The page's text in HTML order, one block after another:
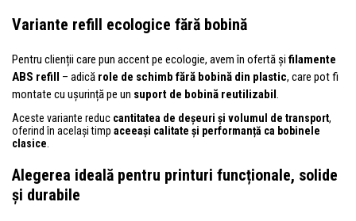
Variante refill ecologice fără bobină
Pentru clienții care pun accent pe ecologie, avem în ofertă și filamente
ABS refill – adică role de schimb fără bobină din plastic, care pot fi
montate cu ușurință pe un suport de bobină reutilizabil.
Aceste variante reduc cantitatea de deșeuri și volumul de transport,
oferind în același timp aceeași calitate și performanță ca bobinele
clasice
Alegerea ideală pentru printuri funcționale, solide
și durabile